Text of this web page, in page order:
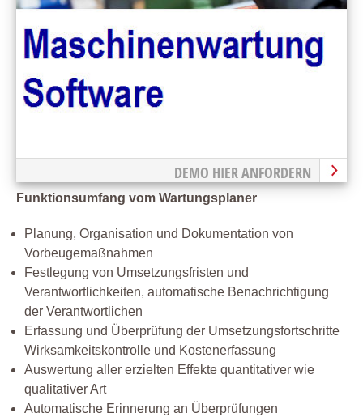
DEMO HIER ANFORDERN
Funktionsumfang vom Wartungsplaner
Planung, Organisation und Dokumentation von
Vorbeugemaßnahmen
Festlegung von Umsetzungsfristen und
Verantwortlichkeiten, automatische Benachrichtigung
der Verantwortlichen
Erfassung und Überprüfung der Umsetzungsfortschritte
Wirksamkeitskontrolle und Kostenerfassung
Auswertung aller erzielten Effekte quantitativer wie
qualitativer Art
Automatische Erinnerung an Überprüfungen